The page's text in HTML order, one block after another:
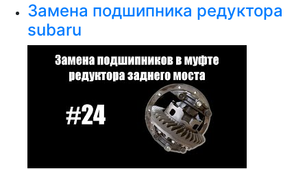
Замена подшипника редуктора
subaru